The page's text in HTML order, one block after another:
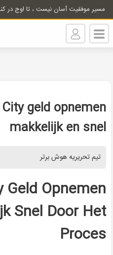
مسیر موفقیت آسان نیست ، تا اوج در
geld opnemen
makkelijk en snel
تیم تحریریه هوش برتر
Geld Opnemen
Snel Door Het
Proces